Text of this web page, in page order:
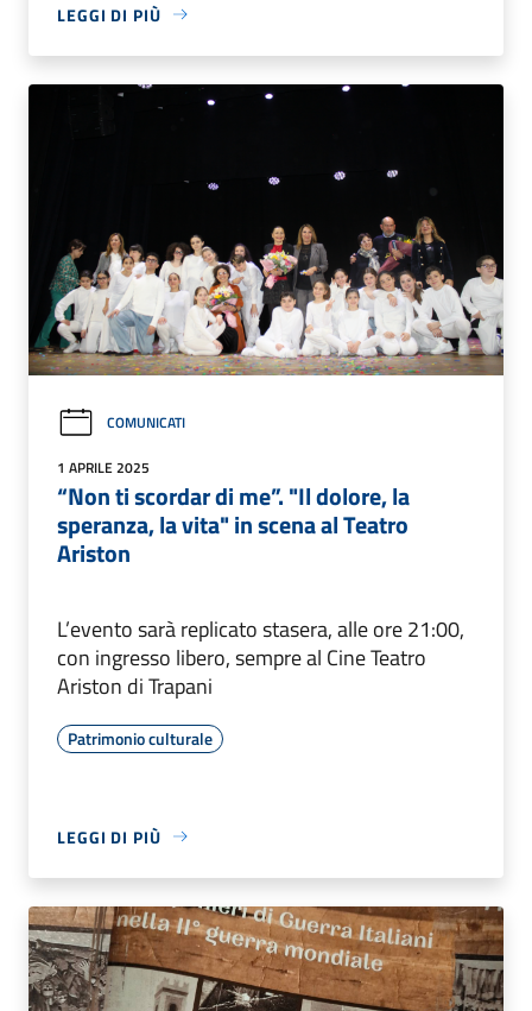
LEGGI DI PIÙ
COMUNICATI
1 APRILE 2025
“Non ti scordar di me”. "Il dolore, la
speranza, la vita" in scena al Teatro
Ariston
L’evento sarà replicato stasera, alle ore 21:00,
con ingresso libero, sempre al Cine Teatro
Ariston di Trapani
Patrimonio culturale
LEGGI DI PIÙ